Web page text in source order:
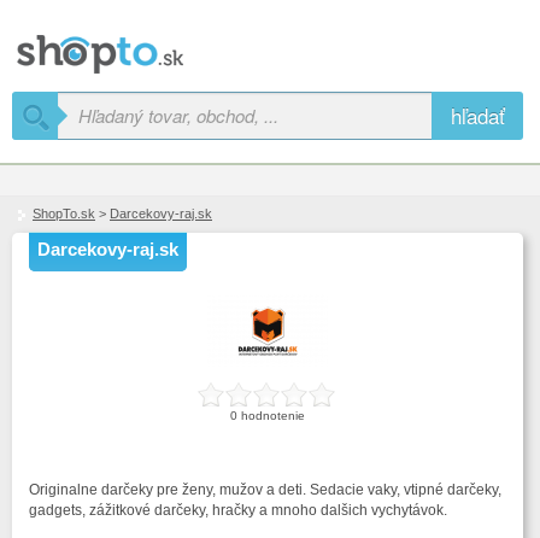
hľadať
ShopTo.sk > Darcekovy-raj.sk
Darcekovy-raj.sk
0 hodnotenie
Originalne darčeky pre ženy, mužov a deti. Sedacie vaky, vtipné darčeky,
gadgets, zážitkové darčeky, hračky a mnoho dalšich vychytávok.